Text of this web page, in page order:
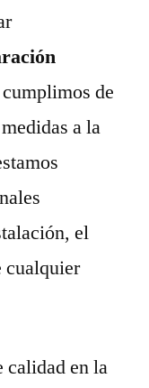
de
a la
el
cualquier
calidad en la